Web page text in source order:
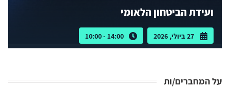
ועידת הביטחון הלאומי
27 ביולי, 2026 14:00 - 10:00
על המחברים/ות